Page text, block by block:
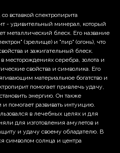
вставкой спектропирита
- удивительный минерал, который
металлический блеск. Его название
(зрелище) и "пир" (огонь), что
и зажигательный блеск.
месторождениях серебра, золота и
свойства и символика. Его
материальное богатство и
помогает привлечь удачу,
энергию. Он также
помогает развивать интуицию.
в лечебных целях и для
для изготовления амулетов и
и удачу своему обладателю. В
символом солнца и центра